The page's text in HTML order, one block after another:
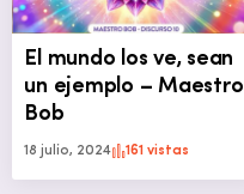
El mundo los ve, sean
un ejemplo – Maestro
Bob
18 julio, 2024 161 vistas